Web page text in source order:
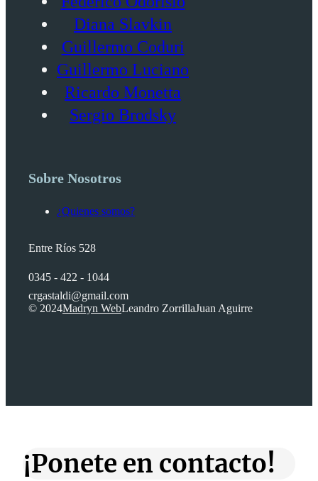
Diana Slavkin
Guillermo Coduri
Guillermo Luciano
Ricardo Monetta
Sergio Brodsky
Sobre Nosotros
¿Quienes somos?
Entre Ríos 528
0345 - 422 - 1044
crgastaldi@gmail.com
© 2024Madryn WebLeandro ZorrillaJuan Aguirre
¡Ponete en contacto!